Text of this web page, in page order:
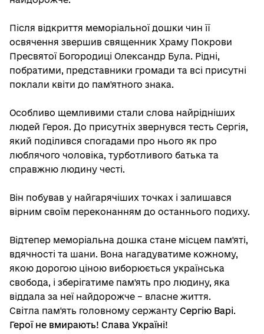
Після відкриття меморіальної дошки чин її
освячення звершив священник Храму Покрови
Пресвятої Богородиці Олександр Була. Рідні,
побратими, представники громади та всі присутні
поклали квіти до пам'ятного знака.
Особливо щемливими стали слова найрідніших
людей Героя. До присутніх звернувся тесть Сергія,
який поділився спогадами про нього як про
люблячого чоловіка, турботливого батька та
справжню людину честі.
Він побував у найгарячіших точках і залишався
вірним своїм переконанням до останнього подиху.
Відтепер меморіальна дошка стане місцем пам'яті,
вдячності та шани. Вона нагадуватиме кожному,
якою дорогою ціною виборюється українська
свобода, і зберігатиме пам'ять про людину, яка
віддала за неї найдорожче – власне життя.
Світла пам'ять головному сержанту Сергію Варі.
Герої не вмирають! Слава Україні!